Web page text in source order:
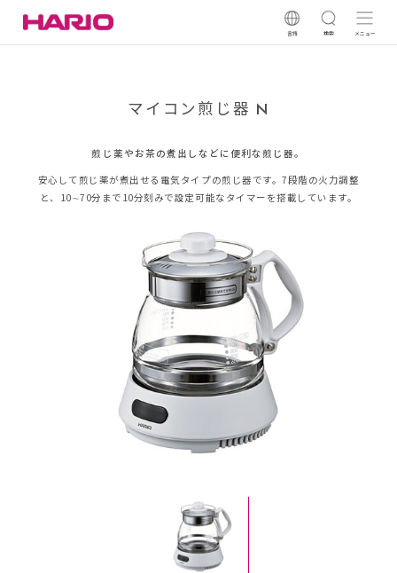
言語 検索 メニュー
マイコン煎じ器 N
煎じ薬やお茶の煮出しなどに便利な煎じ器。
安心して煎じ薬が煮出せる電気タイプの煎じ器です。7段階の火力調整
と、10∼70分まで10分刻みで設定可能なタイマーを搭載しています。